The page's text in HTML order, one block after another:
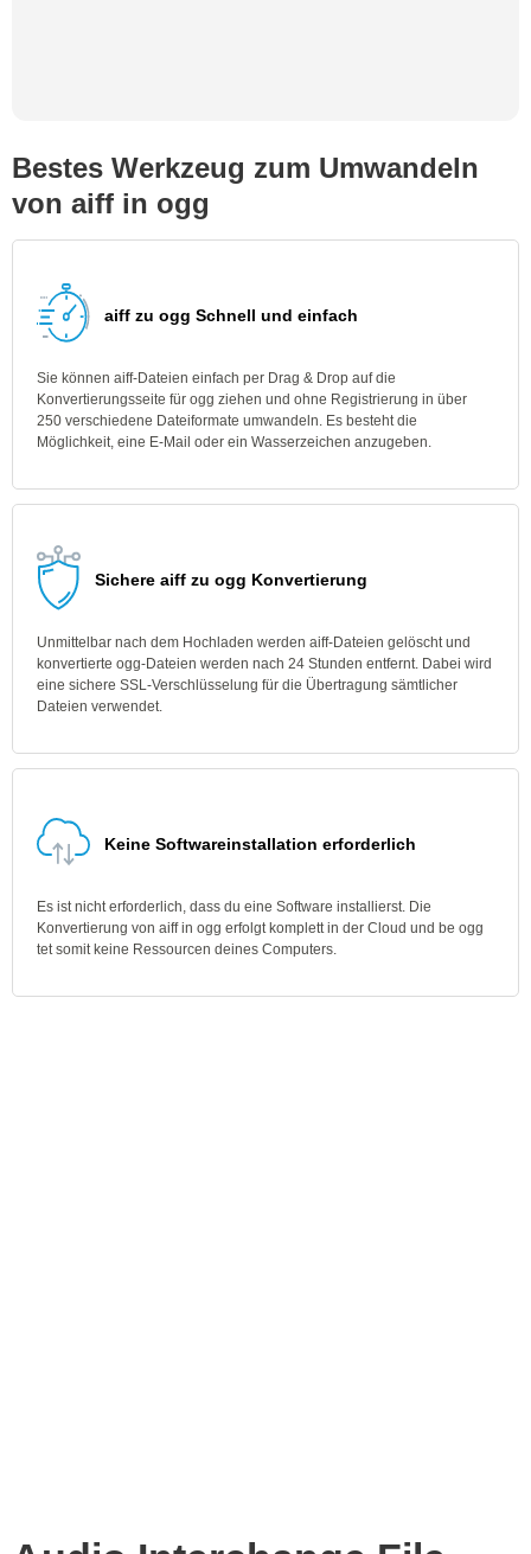
Bestes Werkzeug zum Umwandeln
von aiff in ogg
aiff zu ogg Schnell und einfach
Sie können aiff-Dateien einfach per Drag & Drop auf die
Konvertierungsseite für ogg ziehen und ohne Registrierung in über
250 verschiedene Dateiformate umwandeln. Es besteht die
Möglichkeit, eine E-Mail oder ein Wasserzeichen anzugeben.
Sichere aiff zu ogg Konvertierung
Unmittelbar nach dem Hochladen werden aiff-Dateien gelöscht und
konvertierte ogg-Dateien werden nach 24 Stunden entfernt. Dabei wird
eine sichere SSL-Verschlüsselung für die Übertragung sämtlicher
Dateien verwendet.
Keine Softwareinstallation erforderlich
Es ist nicht erforderlich, dass du eine Software installierst. Die
Konvertierung von aiff in ogg erfolgt komplett in der Cloud und be ogg
tet somit keine Ressourcen deines Computers.